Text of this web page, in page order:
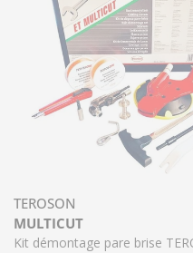
TEROSON
MULTICUT
Kit démontage pare brise